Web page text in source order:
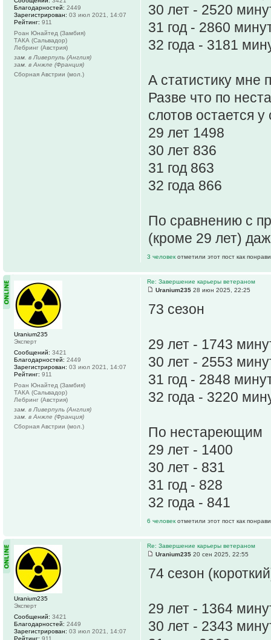
30 лет - 2520
31 год - 2860
32 года - 3181
А статистику мне
Разве что по
слотов остается
29 лет 1498
30 лет 836
31 год 863
32 года 866
По сравнению с
(кроме 29 лет)
3 человекотметили этот пост как
Благодарностей: 2449
Зарегистрирован: 03 июл 2021, 14:07
Рейтинг: 911
Роан Юнайтед (Замбия)
ТАКА (Сальвадор)
Лебринг (Австрия)
зам. в Ливерпуль (Англия)
зам. в Анжле (Франция)
Сборная Австрии (мол.)
Re: Завершение карьеры ветераном
Uranium235 28 июн 2025, 22:25
73 сезон
29 лет - 1743
30 лет - 2553
31 год - 2848
32 года - 3220
По нестареющим
29 лет - 1400
30 лет - 831
31 год - 828
32 года - 841
6 человекотметили этот пост как
Uranium235
Эксперт
Сообщений: 3421
Благодарностей: 2449
Зарегистрирован: 03 июл 2021, 14:07
Рейтинг: 911
Роан Юнайтед (Замбия)
ТАКА (Сальвадор)
Лебринг (Австрия)
зам. в Ливерпуль (Англия)
зам. в Анжле (Франция)
Сборная Австрии (мол.)
Re: Завершение карьеры ветераном
Uranium235 20 сен 2025, 22:55
74 сезон
29 лет - 1364
30 лет - 2343
Uranium235
Эксперт
Сообщений: 3421
Благодарностей: 2449
Зарегистрирован: 03 июл 2021, 14:07